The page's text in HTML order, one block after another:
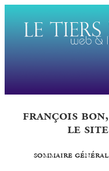
françois bon,
le site
sommaire général